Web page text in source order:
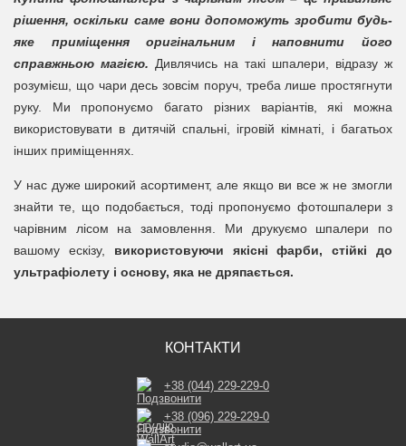
рішення, оскільки саме вони допоможуть зробити будь-
яке приміщення оригінальним і наповнити його
справжньою магією. Дивлячись на такі шпалери, відразу ж
розумієш, що чари десь зовсім поруч, треба лише простягнути
руку. Ми пропонуємо багато різних варіантів, які можна
використовувати в дитячій спальні, ігровій кімнаті, і багатьох
інших приміщеннях.
У нас дуже широкий асортимент, але якщо ви все ж не змогли
знайти те, що подобається, тоді пропонуємо фотошпалери з
чарівним лісом на замовлення. Ми друкуємо шпалери по
вашому ескізу,
використовуючи якісні фарби, стійкі до
ультрафіолету і основу, яка не дряпається.
КОНТАКТИ
+38 (044) 229-229-0
+38 (096) 229-229-0